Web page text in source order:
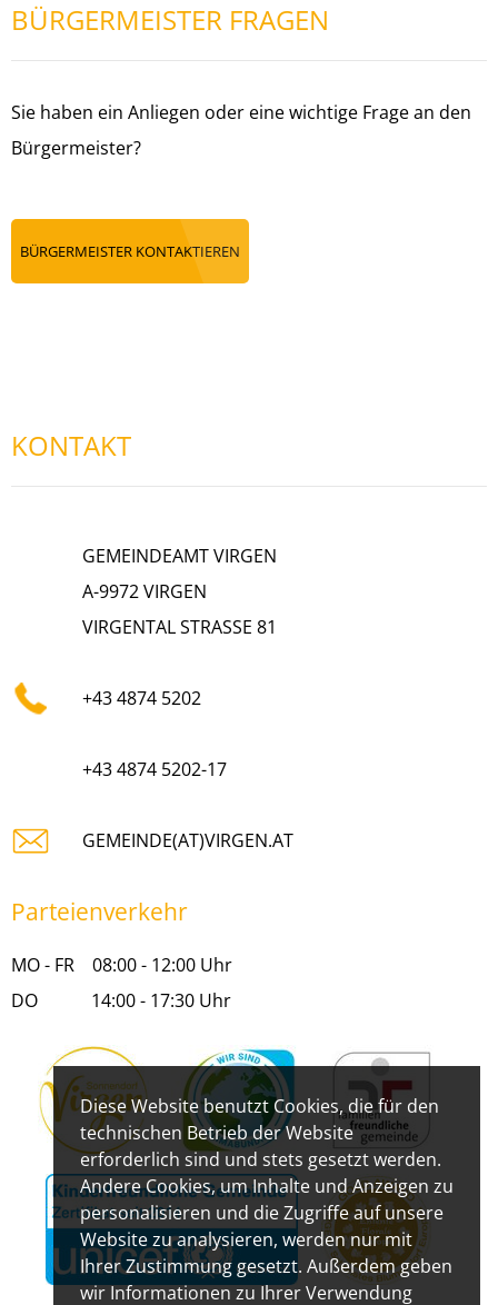
BÜRGERMEISTER FRAGEN
Sie haben ein Anliegen oder eine wichtige Frage an den
Bürgermeister?
BÜRGERMEISTER KONTAKTIEREN
KONTAKT
GEMEINDEAMT VIRGEN
A-9972 VIRGEN
VIRGENTAL STRASSE 81
+43 4874 5202
+43 4874 5202-17
GEMEINDE(AT)VIRGEN.AT
Parteienverkehr
MO - FR 08:00 - 12:00 Uhr
DO 14:00 - 17:30 Uhr
Diese Website benutzt Cookies, die für den
technischen Betrieb der Website
erforderlich sind und stets gesetzt werden.
Andere Cookies, um Inhalte und Anzeigen zu
personalisieren und die Zugriffe auf unsere
Website zu analysieren, werden nur mit
Ihrer Zustimmung gesetzt. Außerdem geben
wir Informationen zu Ihrer Verwendung